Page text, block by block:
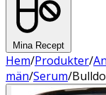
Mina Recept
Hem/Produkter/
män/Serum/